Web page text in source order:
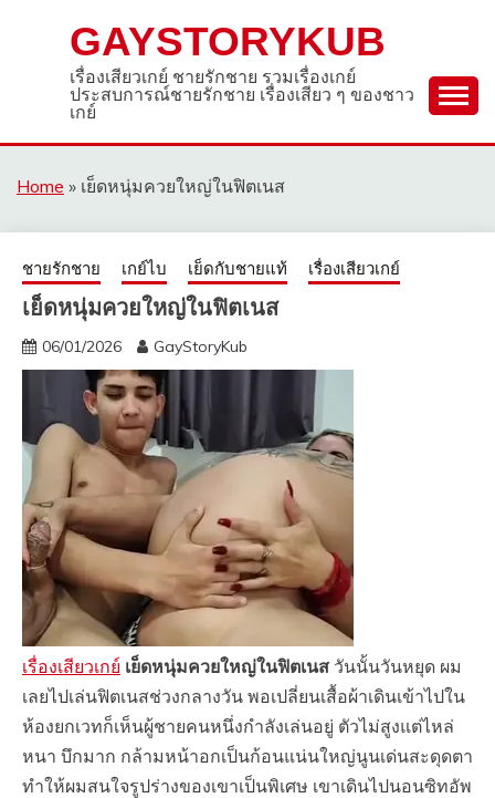
GAYSTORYKUB
เรื่องเสียวเกย์ ชายรักชาย รวมเรื่องเกย์
ประสบการณ์ชายรักชาย เรื่องเสียว ๆ ของชาว
เกย์
Home » เย็ดหนุ่มควยใหญ่ในฟิตเนส
ชายรักชาย เกย์ไบ เย็ดกับชายแท้ เรื่องเสียวเกย์
เย็ดหนุ่มควยใหญ่ในฟิตเนส
06/01/2026 GayStoryKub
เรื่องเสียวเกย์ เย็ดหนุ่มควยใหญ่ในฟิตเนส วันนั้นวันหยุด ผม
เลยไปเล่นฟิตเนสช่วงกลางวัน พอเปลี่ยนเสื้อผ้าเดินเข้าไปใน
ห้องยกเวทก็เห็นผู้ชายคนหนึ่งกำลังเล่นอยู่ ตัวไม่สูงแต่ไหล่
หนา บึกมาก กล้ามหน้าอกเป็นก้อนแน่นใหญ่นูนเด่นสะดุดตา
ทำให้ผมสนใจรูปร่างของเขาเป็นพิเศษ เขาเดินไปนอนซิทอัพ